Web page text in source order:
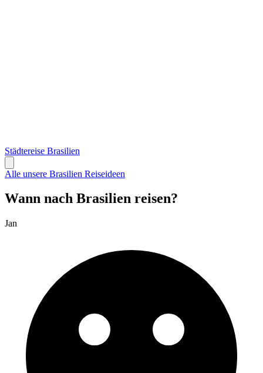
Städtereise Brasilien
Alle unsere Brasilien Reiseideen
Wann nach Brasilien reisen?
Jan